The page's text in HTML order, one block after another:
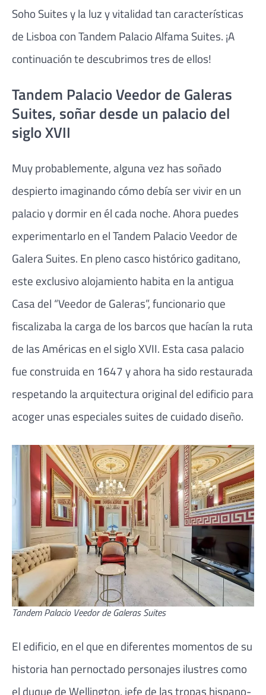
Soho Suites y la luz y vitalidad tan características
de Lisboa con Tandem Palacio Alfama Suites. ¡A
continuación te descubrimos tres de ellos!
Tandem Palacio Veedor de Galeras
Suites, soñar desde un palacio del
siglo XVII
Muy probablemente, alguna vez has soñado
despierto imaginando cómo debía ser vivir en un
palacio y dormir en él cada noche. Ahora puedes
experimentarlo en el Tandem Palacio Veedor de
Galera Suites. En pleno casco histórico gaditano,
este exclusivo alojamiento habita en la antigua
Casa del “Veedor de Galeras”, funcionario que
fiscalizaba la carga de los barcos que hacían la ruta
de las Américas en el siglo XVII. Esta casa palacio
fue construida en 1647 y ahora ha sido restaurada
respetando la arquitectura original del edificio para
acoger unas especiales suites de cuidado diseño.
Tandem Palacio Veedor de Galeras Suites
El edificio, en el que en diferentes momentos de su
historia han pernoctado personajes ilustres como
el duque de Wellington, jefe de las tropas hispano-